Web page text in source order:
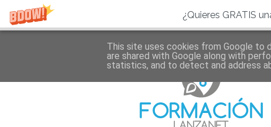
¿Quieres GRATIS
This site uses cookies from Google to
are shared with Google along with
statistics, and to detect and address